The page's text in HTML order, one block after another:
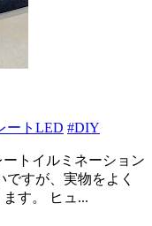
ートLED #DIY
トイルミネーション
すが、実物をよく
す。 ヒュ...